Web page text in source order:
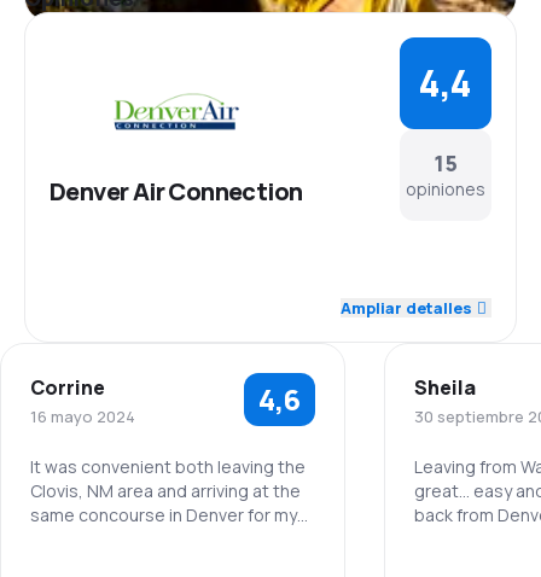
Denver Air Connection
15
opiniones
4,4
Red de conexiones 4,3
Precio del billete 3,8
Comodidad de viaje 4,5
Ampliar detalles
Corrine
16 mayo 2024 4,6
It was convenient both leaving the
Clovis, NM area and arriving at the
same concourse in Denver for my
Sheila
30 septiembre
Leaving from
great… easy and
back from